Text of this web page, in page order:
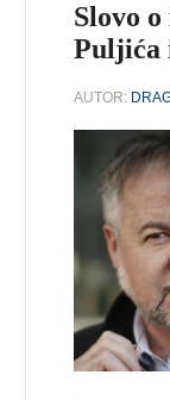
Slovo
Puljića
AUTOR: